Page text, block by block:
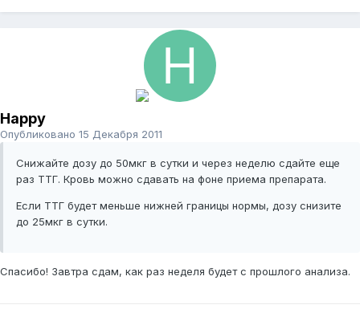
Happy
Опубликовано 15 Декабря 2011
Снижайте дозу до 50мкг в сутки и через неделю сдайте еще
раз ТТГ. Кровь можно сдавать на фоне приема препарата.
Если ТТГ будет меньше нижней границы нормы, дозу снизите
до 25мкг в сутки.
Спасибо! Завтра сдам, как раз неделя будет с прошлого анализа.